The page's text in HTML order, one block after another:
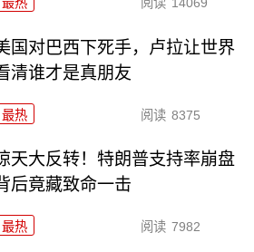
国对巴西下死手，卢拉让世界
清谁才是真朋友
最热 阅读 8375
天大反转！特朗普支持率崩盘
后竟藏致命一击
最热 阅读 7982